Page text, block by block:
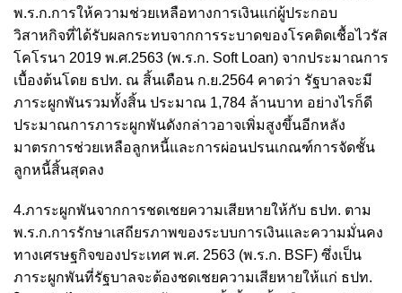
พ.ร.ก.การให้ความช่วยเหลือทางการเงินแก่ผู้ประกอบ
วิสาหกิจที่ได้รับผลกระทบจากการระบาดของโรคติดเชื้อไวรัส
โคโรนา 2019 พ.ศ.2563 (พ.ร.ก. Soft Loan) จากประมาณการ
เบื้องต้นโดย ธปท. ณ สิ้นเดือน ก.ย.2564 คาดว่า รัฐบาลจะมี
ภาระผูกพันรวมทั้งสิ้น ประมาณ 1,784 ล้านบาท อย่างไรก็ดี
ประมาณการภาระผูกพันดังกล่าวอาจเพิ่มสูงขึ้นอีกหลัง
มาตรการช่วยเหลือลูกหนี้และการผ่อนปรนเกณฑ์การจัดชั้น
ลูกหนี้สิ้นสุดลง
4.ภาระผูกพันจากการชดเชยความเสียหายให้กับ ธปท. ตาม
พ.ร.ก.การรักษาเสถียรภาพของระบบการเงินและความมั่นคง
ทางเศรษฐกิจของประเทศ พ.ศ. 2563 (พ.ร.ก. BSF) ซึ่งเป็น
ภาระผูกพันที่รัฐบาลจะต้องชดเชยความเสียหายให้แก่ ธปท.